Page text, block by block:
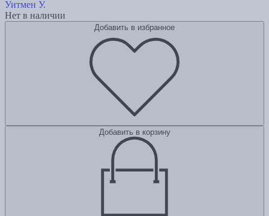
Уитмен У.
Нет в наличии
Добавить в избранное
Добавить в корзину